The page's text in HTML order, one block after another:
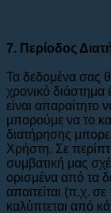
7. Περίοδος
Τα δεδομένα σας
χρονικό διάστημα
είναι απαραίτητο
μπορούμε να το
διατήρησης
Χρήστη. Σε
συμβατική μας
ορισμένα από τα
απαιτείται (π.χ.
καλύπτεται από